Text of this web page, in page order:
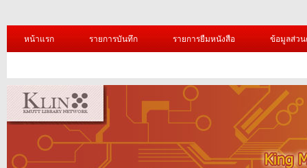
หน้าแรก รายการบันทึก รายการยืมหนังสือ ข้อมูลส่ว